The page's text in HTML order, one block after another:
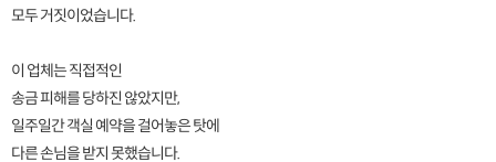
모두 거짓이었습니다.
이 업체는 직접적인
송금 피해를 당하진 않았지만,
일주일간 객실 예약을 걸어놓은 탓에
다른 손님을 받지 못했습니다.